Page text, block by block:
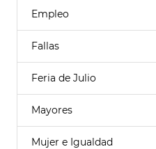
Empleo
Fallas
Feria de Julio
Mayores
Mujer e Igualdad